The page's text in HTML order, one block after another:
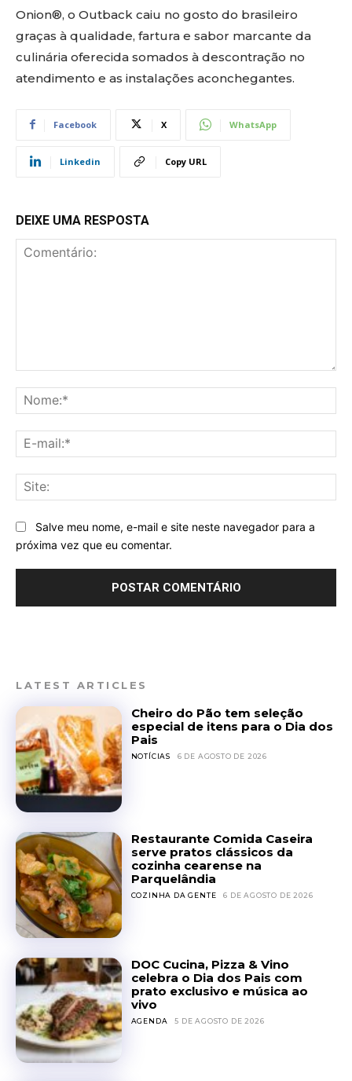
Onion®, o Outback caiu no gosto do brasileiro
graças à qualidade, fartura e sabor marcante da
culinária oferecida somados à descontração no
atendimento e as instalações aconchegantes.
Facebook X WhatsApp
Linkedin Copy URL
DEIXE UMA RESPOSTA
Salve meu nome, e-mail e site neste navegador para a
próxima vez que eu comentar.
LATEST ARTICLES
Cheiro do Pão tem seleção
especial de itens para o Dia dos
Pais
NOTÍCIAS 6 DE AGOSTO DE 2026
Restaurante Comida Caseira
serve pratos clássicos da
cozinha cearense na
Parquelândia
COZINHA DA GENTE 6 DE AGOSTO DE 2026
DOC Cucina, Pizza & Vino
celebra o Dia dos Pais com
prato exclusivo e música ao
vivo
AGENDA 5 DE AGOSTO DE 2026